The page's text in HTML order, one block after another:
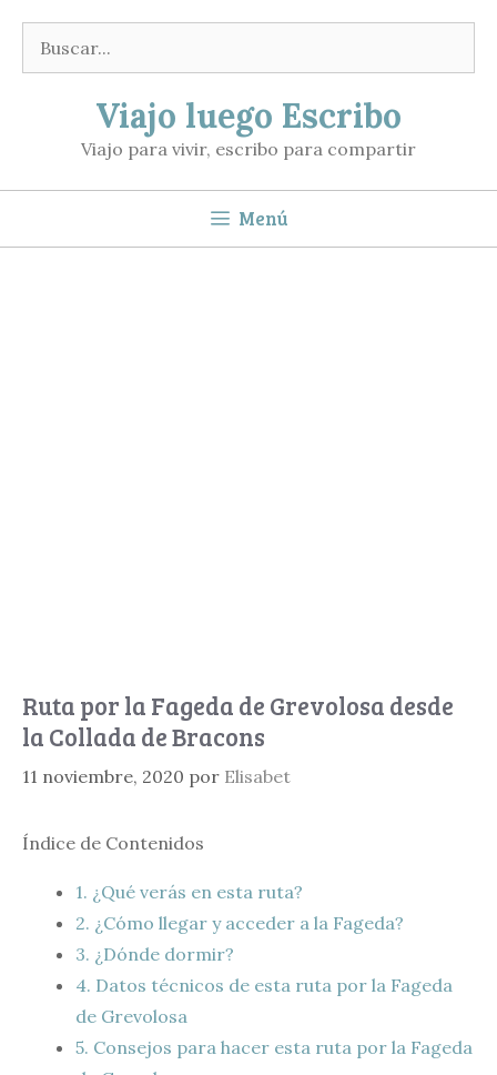
contenido
Buscar:
Viajo luego Escribo
Viajo para vivir, escribo para compartir
Menú
Ruta por la Fageda de Grevolosa desde
la Collada de Bracons
11 noviembre, 2020 por Elisabet
Índice de Contenidos
1. ¿Qué verás en esta ruta?
2. ¿Cómo llegar y acceder a la Fageda?
3. ¿Dónde dormir?
4. Datos técnicos de esta ruta por la Fageda
de Grevolosa
5. Consejos para hacer esta ruta por la Fageda